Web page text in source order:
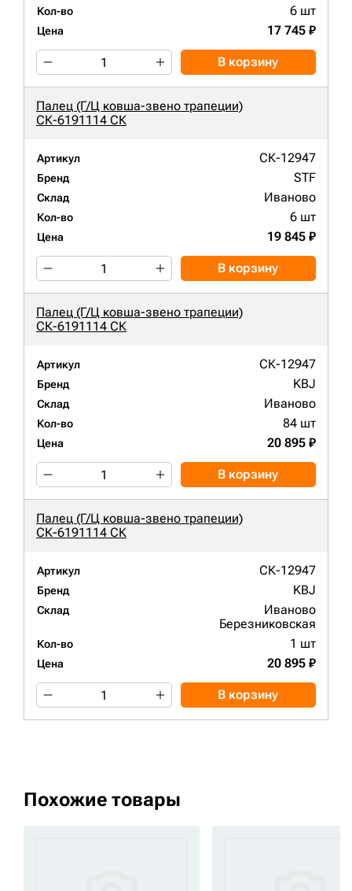
Кол-во 6 шт
Цена 17 745 ₽
В корзину
Палец (Г/Ц ковша-звено трапеции)
СК-6191114 СК
Артикул СК-12947
Бренд STF
Склад Иваново
Кол-во 6 шт
Цена 19 845 ₽
В корзину
Палец (Г/Ц ковша-звено трапеции)
СК-6191114 СК
Артикул СК-12947
Бренд KBJ
Склад Иваново
Кол-во 84 шт
Цена 20 895 ₽
В корзину
Палец (Г/Ц ковша-звено трапеции)
СК-6191114 СК
Артикул СК-12947
Бренд KBJ
Склад
Иваново
Березниковская
Кол-во 1 шт
Цена 20 895 ₽
В корзину
Похожие товары